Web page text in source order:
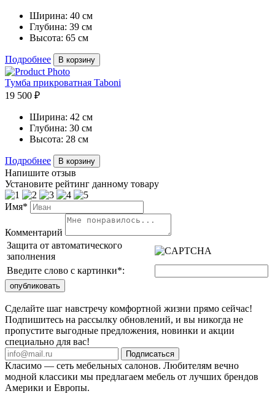
Ширина: 40 см
Глубина: 39 см
Высота: 65 см
Подробнее В корзину
Тумба прикроватная Taboni
19 500 ₽
Ширина: 42 см
Глубина: 30 см
Высота: 28 см
Подробнее В корзину
Напишите отзыв
Установите рейтинг данному товару
Имя*
Комментарий
Защита от автоматического
заполнения
Введите слово с картинки*:
Сделайте шаг навстречу комфортной жизни прямо сейчас!
Подпишитесь на рассылку обновлений, и вы никогда не
пропустите выгодные предложения, новинки и акции
специально для вас!
Подписаться
Класимо — cеть мебельных салонов. Любителям вечно
модной классики мы предлагаем мебель от лучших брендов
Америки и Европы.